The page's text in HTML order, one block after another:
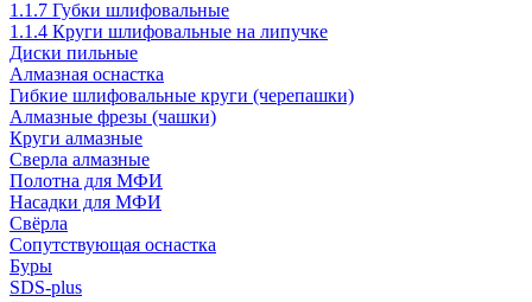
1.1.7 Губки шлифовальные
1.1.4 Круги шлифовальные на липучке
Диски пильные
Алмазная оснастка
Гибкие шлифовальные круги (черепашки)
Алмазные фрезы (чашки)
Круги алмазные
Сверла алмазные
Полотна для МФИ
Насадки для МФИ
Свёрла
Сопутствующая оснастка
Буры
SDS-plus